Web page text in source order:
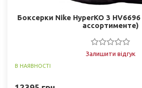
Боксерки Nike HyperKO 3
ассортименте)
Залишити відгук
В НАЯВНОСТІ